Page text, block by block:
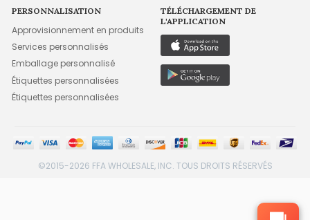
PERSONNALISATION
Approvisionnement en produits
Services personnalisés
Emballage personnalisé
Étiquettes personnalisées
Étiquettes personnalisées
TÉLÉCHARGEMENT DE
L'APPLICATION
©2015-2026 FFA WHOLESALE, INC. TOUS DROITS RÉSERVÉS